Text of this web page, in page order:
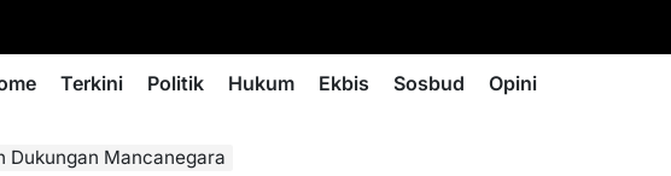
Terkini Politik Hukum Ekbis Sosbud Opini
Dukungan Mancanegara